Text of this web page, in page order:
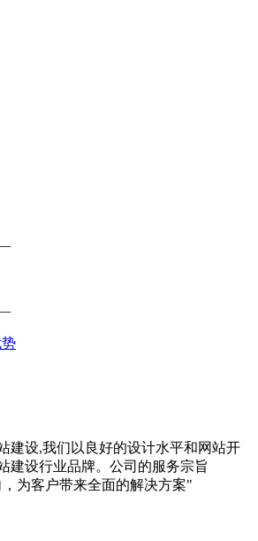
建设,我们以良好的设计水平和网站开
建设行业品牌。公司的服务宗旨
为客户带来全面的解决方案"